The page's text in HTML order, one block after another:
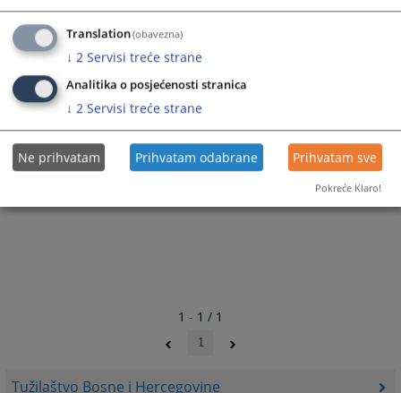
Tužilaštvo Bosne i Hercegovine
1 - 1 / 1
1
Translation(obavezna)
↓ 2 Servisi treće strane
Analitika o posjećenosti stranica
↓ 2 Servisi treće strane
Ne prihvatam Prihvatam odabrane Prihvatam sve
Pokreće Klaro!